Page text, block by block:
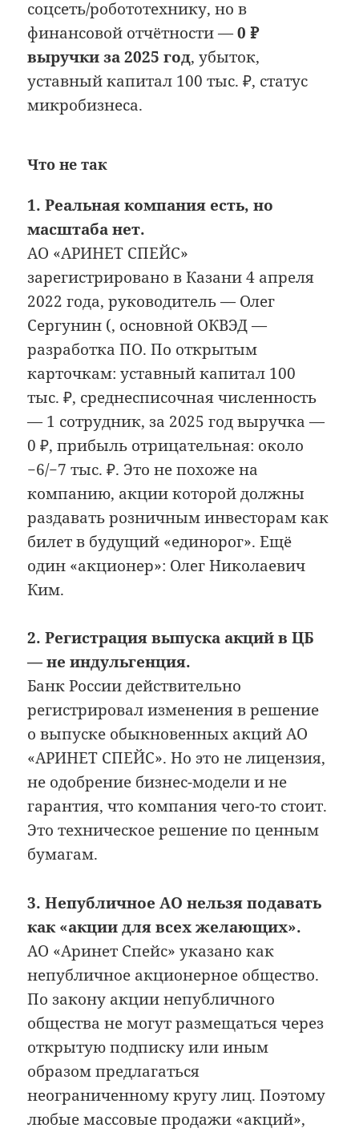
соцсеть/робототехнику, но в
финансовой отчётности —0 ₽
выручки за 2025 год, убыток,
уставный капитал 100 тыс. ₽, статус
микробизнеса.
Что не так
1. Реальная компания есть, но
масштаба нет.
АО «АРИНЕТ СПЕЙС»
зарегистрировано в Казани 4 апреля
2022 года, руководитель — Олег
Сергунин (, основной ОКВЭД —
разработка ПО. По открытым
карточкам: уставный капитал 100
тыс. ₽, среднесписочная численность
— 1 сотрудник, за 2025 год выручка —
0 ₽, прибыль отрицательная: около
−6/−7 тыс. ₽. Это не похоже на
компанию, акции которой должны
раздавать розничным инвесторам как
билет в будущий «единорог». Ещё
один «акционер»: Олег Николаевич
Ким.
2. Регистрация выпуска акций в ЦБ
— не индульгенция.
Банк России действительно
регистрировал изменения в решение
о выпуске обыкновенных акций АО
«АРИНЕТ СПЕЙС». Но это не лицензия,
не одобрение бизнес-модели и не
гарантия, что компания чего-то стоит.
Это техническое решение по ценным
бумагам.
3. Непубличное АО нельзя подавать
как «акции для всех желающих».
АО «Аринет Спейс» указано как
непубличное акционерное общество.
По закону акции непубличного
общества не могут размещаться через
открытую подписку или иным
образом предлагаться
неограниченному кругу лиц. Поэтому
любые массовые продажи «акций»,